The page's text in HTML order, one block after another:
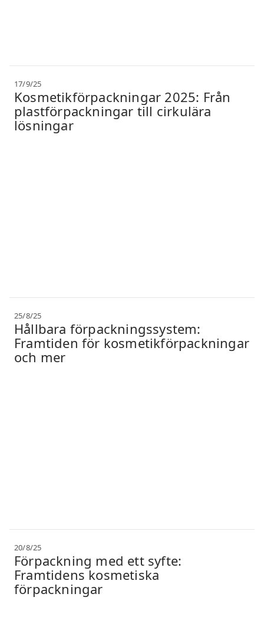
17/9/25
Kosmetikförpackningar 2025: Från
plastförpackningar till cirkulära
lösningar
25/8/25
Hållbara förpackningssystem:
Framtiden för kosmetikförpackningar
och mer
20/8/25
Förpackning med ett syfte:
Framtidens kosmetiska
förpackningar